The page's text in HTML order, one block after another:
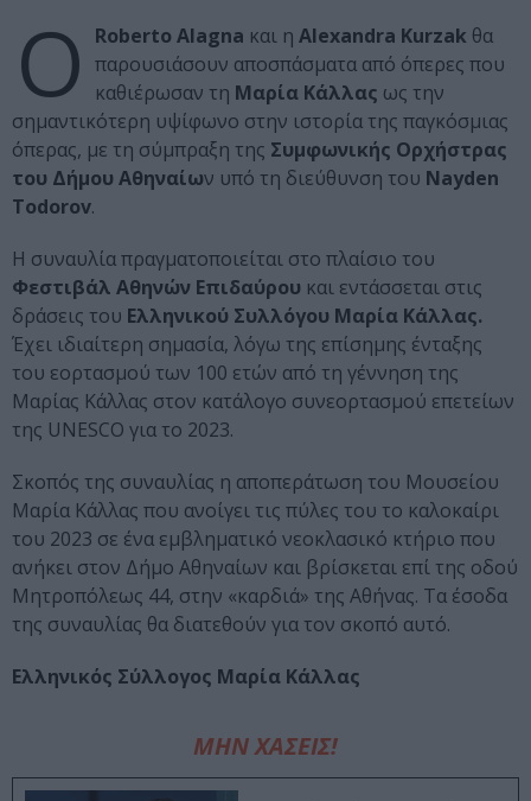
Ο Roberto Alagna και η Alexandra Kurzak θα
παρουσιάσουν αποσπάσματα από όπερες που
καθιέρωσαν τη Μαρία Κάλλας ως την
σημαντικότερη υψίφωνο στην ιστορία της παγκόσμιας
όπερας, με τη σύμπραξη της Συμφωνικής Ορχήστρας
του Δήμου Αθηναίων υπό τη διεύθυνση του Nayden
Todorov.
Η συναυλία πραγματοποιείται στο πλαίσιο του
Φεστιβάλ Αθηνών Επιδαύρου και εντάσσεται στις
δράσεις του Ελληνικού Συλλόγου Μαρία Κάλλας.
Έχει ιδιαίτερη σημασία, λόγω της επίσημης ένταξης
του εορτασμού των 100 ετών από τη γέννηση της
Μαρίας Κάλλας στον κατάλογο συνεορτασμού επετείων
της UNESCO για το 2023.
Σκοπός της συναυλίας η αποπεράτωση του Μουσείου
Μαρία Κάλλας που ανοίγει τις πύλες του το καλοκαίρι
του 2023 σε ένα εμβληματικό νεοκλασικό κτήριο που
ανήκει στον Δήμο Αθηναίων και βρίσκεται επί της οδού
Μητροπόλεως 44, στην «καρδιά» της Αθήνας. Τα έσοδα
της συναυλίας θα διατεθούν για τον σκοπό αυτό.
Ελληνικός Σύλλογος Μαρία Κάλλας
ΜΗΝ ΧΑΣΕΙΣ!